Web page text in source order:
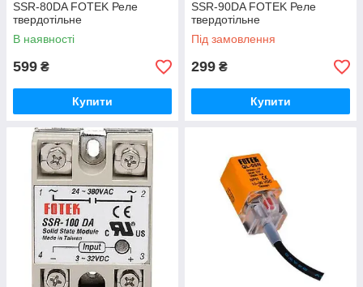
SSR-80DA FOTEK Реле
твердотільне
В наявності
599 ₴
Купити
SSR-90DA FOTEK Реле
твердотільне
Під замовлення
299 ₴
Купити